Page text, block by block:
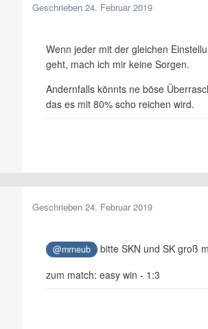
Geschrieben 24. Februar 2019
Wenn jeder mit der gleichen
geht, mach ich mir keine Sorgen.
Andernfalls könnts ne böse
das es mit 80% scho reichen wird.
Geschrieben 24. Februar 2019
@mrneub
bitte SKN und SK groß
zum match: easy win - 1:3